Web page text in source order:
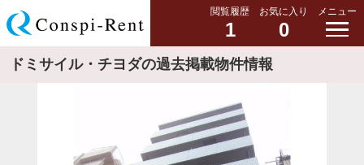
閲覧履歴
1
お気に入り
0
メニュー
ドミサイル・チヨダの過去掲載物件情報